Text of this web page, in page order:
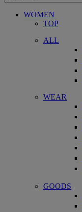
WOMEN
TOP
ALL
WEAR
GOODS